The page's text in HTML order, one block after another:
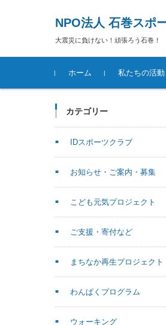
NPO法人 石巻スポ
大震災に負けない！頑張ろう石巻！
コンテンツに移動
ホーム
私たちの活動
カテゴリー
IDスポーツクラブ
お知らせ・ご案内・募集
こども元気プロジェクト
ご支援・寄付など
まちなか再生プロジェクト
わんぱくプログラム
ウォーキング